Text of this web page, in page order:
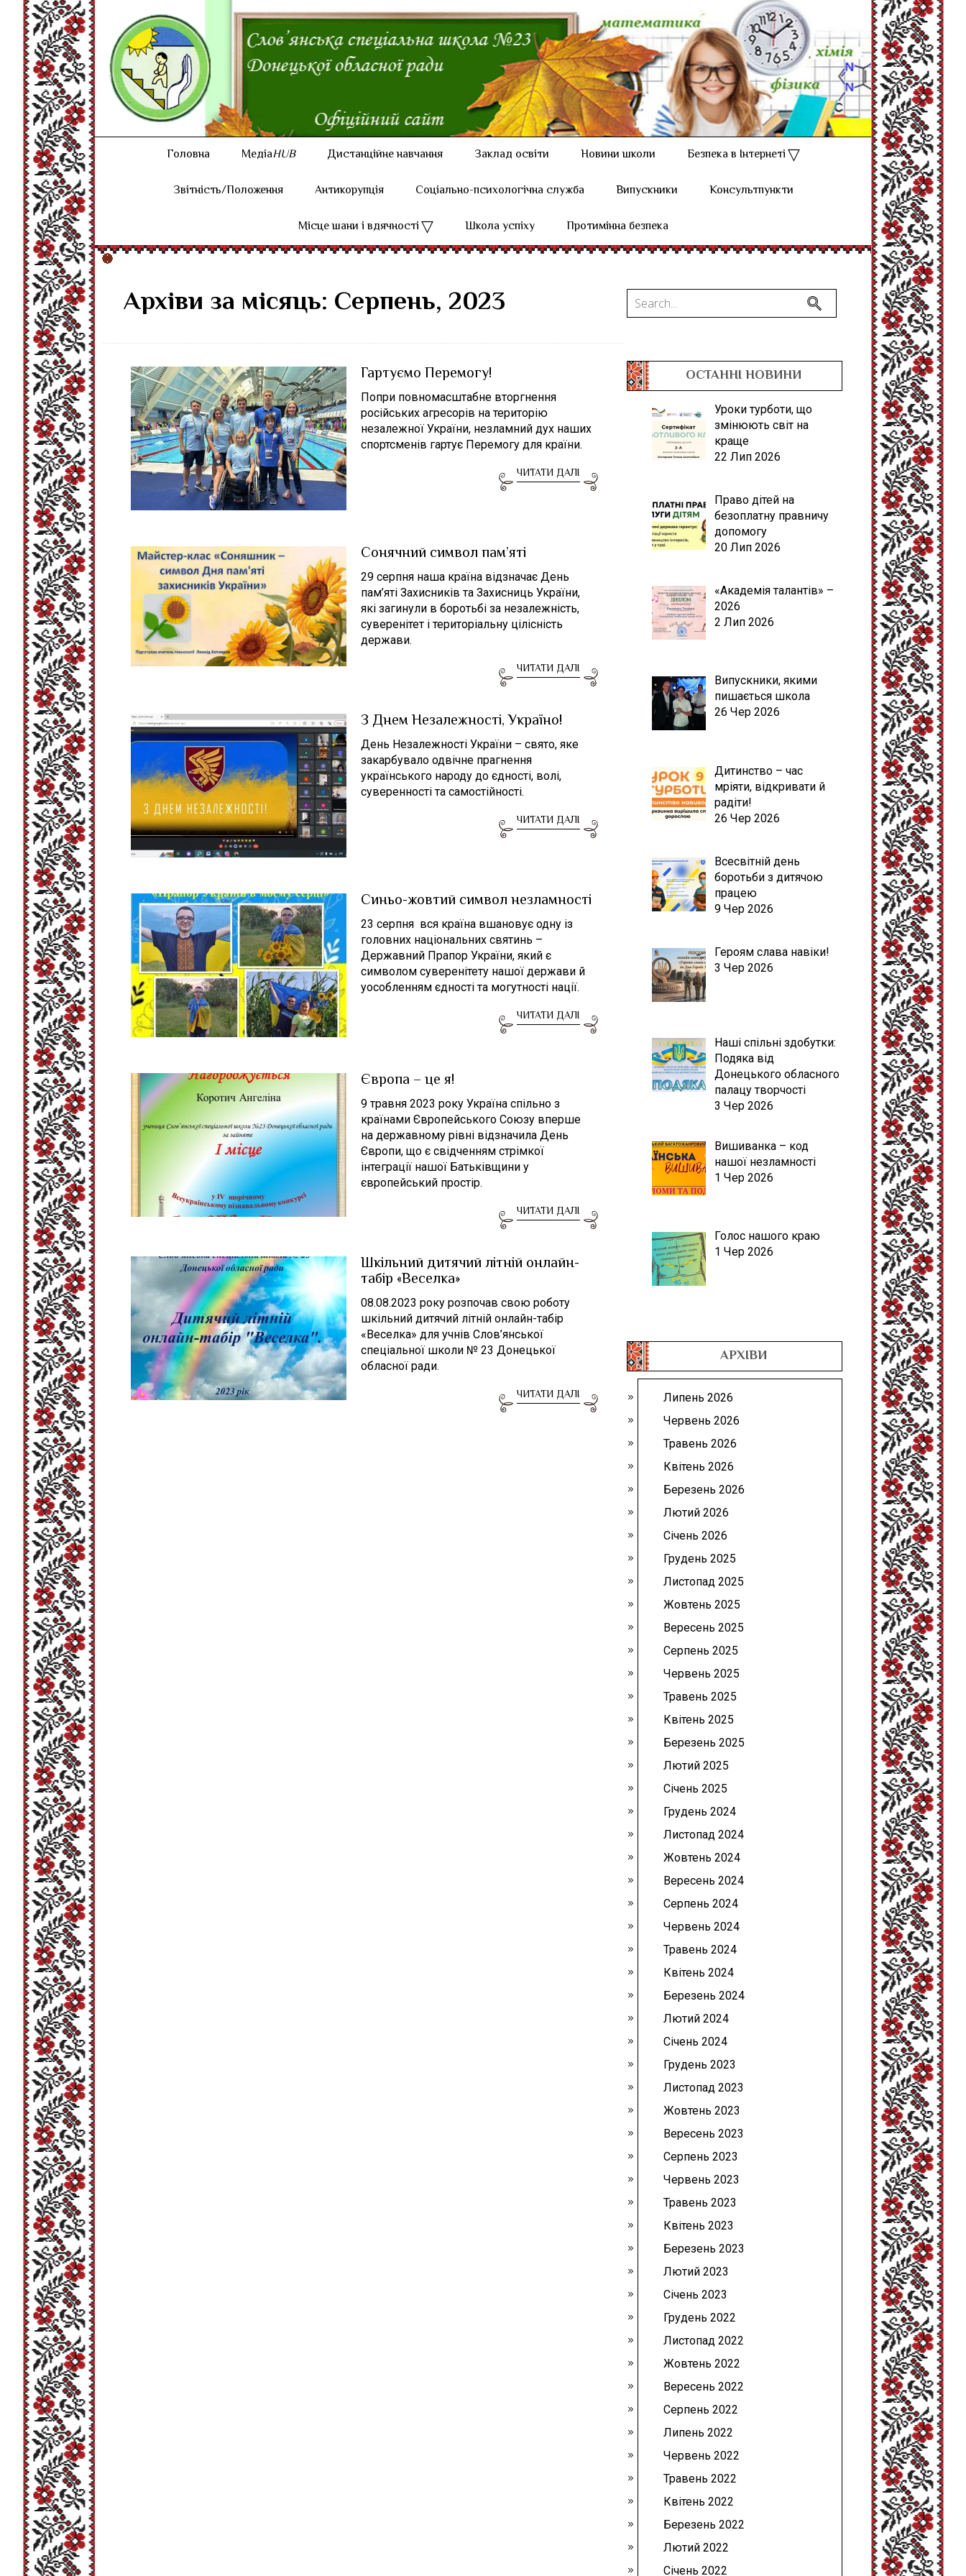
Головна МедіаHUB Дистанційне навчання Заклад освіти Новини школи
Безпека в Інтернеті
Звітність/Положення
Антикорупція Соціально-психологічна служба Випускники
Консультпункти
Місце шани і вдячності
Школа успіху Протимінна безпека
Архіви за місяць: Серпень, 2023
Гартуємо Перемогу!
Попри повномасштабне вторгнення
російських агресорів на територію
незалежної України, незламний дух наших
спортсменів гартує Перемогу для країни.
ЧИТАТИ ДАЛІ
Сонячний символ пам’яті
29 серпня наша країна відзначає День
пам’яті Захисників та Захисниць України,
які загинули в боротьбі за незалежність,
суверенітет і територіальну цілісність
держави.
ЧИТАТИ ДАЛІ
З Днем Незалежності, Україно!
День Незалежності України – свято, яке
закарбувало одвічне прагнення
українського народу до єдності, волі,
суверенності та самостійності.
ЧИТАТИ ДАЛІ
Синьо-жовтий символ незламності
23 серпня вся країна вшановує одну із
головних національних святинь –
Державний Прапор України, який є
символом суверенітету нашої держави й
уособленням єдності та могутності нації.
ЧИТАТИ ДАЛІ
Європа – це я!
9 травня 2023 року Україна спільно з
країнами Європейського Союзу вперше
на державному рівні відзначила День
Європи, що є свідченням стрімкої
інтеграції нашої Батьківщини у
європейський простір.
ЧИТАТИ ДАЛІ
Шкільний дитячий літній онлайн-
табір «Веселка»
08.08.2023 року розпочав свою роботу
шкільний дитячий літній онлайн-табір
«Веселка» для учнів Слов’янської
спеціальної школи № 23 Донецької
обласної ради.
ЧИТАТИ ДАЛІ
ОСТАННІ НОВИНИ
Уроки турботи, що
змінюють світ на
краще
22 Лип 2026
Право дітей на
безоплатну правничу
допомогу
20 Лип 2026
«Академія талантів» –
2026
2 Лип 2026
Випускники, якими
пишається школа
26 Чер 2026
Дитинство – час
мріяти, відкривати й
радіти!
26 Чер 2026
Всесвітній день
боротьби з дитячою
працею
9 Чер 2026
Героям слава навіки!
3 Чер 2026
Наші спільні здобутки:
Подяка від
Донецького обласного
палацу творчості
3 Чер 2026
Вишиванка – код
нашої незламності
1 Чер 2026
Голос нашого краю
1 Чер 2026
АРХІВИ
Липень 2026
Червень 2026
Травень 2026
Квітень 2026
Березень 2026
Лютий 2026
Січень 2026
Грудень 2025
Листопад 2025
Жовтень 2025
Вересень 2025
Серпень 2025
Червень 2025
Травень 2025
Квітень 2025
Березень 2025
Лютий 2025
Січень 2025
Грудень 2024
Листопад 2024
Жовтень 2024
Вересень 2024
Серпень 2024
Червень 2024
Травень 2024
Квітень 2024
Березень 2024
Лютий 2024
Січень 2024
Грудень 2023
Листопад 2023
Жовтень 2023
Вересень 2023
Серпень 2023
Червень 2023
Травень 2023
Квітень 2023
Березень 2023
Лютий 2023
Січень 2023
Грудень 2022
Листопад 2022
Жовтень 2022
Вересень 2022
Серпень 2022
Липень 2022
Червень 2022
Травень 2022
Квітень 2022
Березень 2022
Лютий 2022
Січень 2022